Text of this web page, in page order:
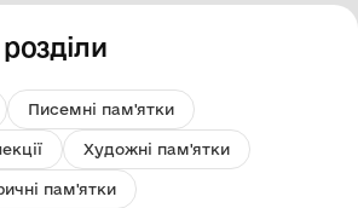
Писемні пам'ятки
Художні пам'ятки
пам'ятки